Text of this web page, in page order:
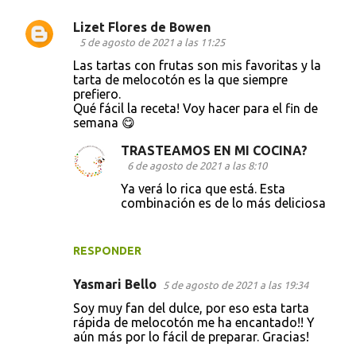
Lizet Flores de Bowen
5 de agosto de 2021 a las 11:25
Las tartas con frutas son mis favoritas y la
tarta de melocotón es la que siempre
prefiero.
Qué fácil la receta! Voy hacer para el fin de
semana 😋
RESPONDER
TRASTEAMOS EN MI COCINA?
6 de agosto de 2021 a las 8:10
Ya verá lo rica que está. Esta
combinación es de lo más deliciosa
Yasmari Bello 5 de agosto de 2021 a las 19:34
Soy muy fan del dulce, por eso esta tarta
rápida de melocotón me ha encantado!! Y
aún más por lo fácil de preparar. Gracias!